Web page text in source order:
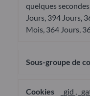
quelques
Jours, 394 Jours,
Mois, 364 Jours,
_gid ,